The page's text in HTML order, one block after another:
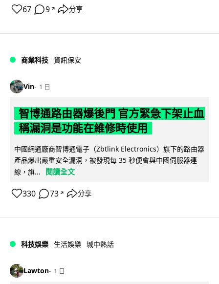
67 9 ↗ 分享
商業科技 資訊保安
Vin 1 日
智博通路由器爆後門 官方緊急下架止血
稱漏洞是功能在維修時使用
中國網通廠商智博通電子（Zbtlink Electronics）旗下的路由器
產品爆出嚴重安全漏洞，被發現每 35 秒便會與中國伺服器連
線，旗...
閱讀全文
330 73 ↗ 分享
科技娛樂 生活娛樂 城中熱話
Lawton 1 日